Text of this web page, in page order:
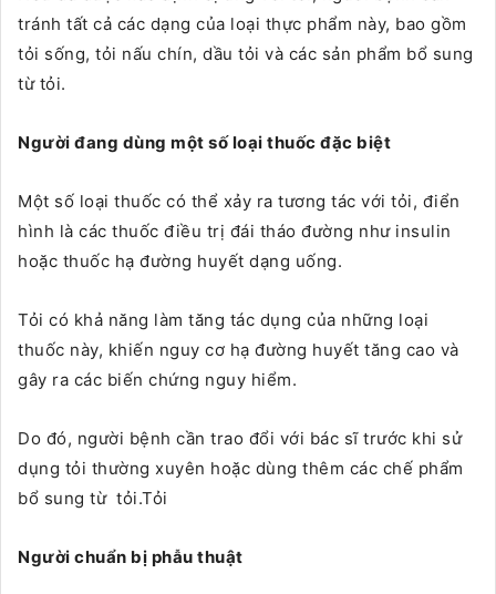
tránh tất cả các dạng của loại thực phẩm này, bao gồm
tỏi sống, tỏi nấu chín, dầu tỏi và các sản phẩm bổ sung
từ tỏi.
Người đang dùng một số loại thuốc đặc biệt
Một số loại thuốc có thể xảy ra tương tác với tỏi, điển
hình là các thuốc điều trị đái tháo đường như insulin
hoặc thuốc hạ đường huyết dạng uống.
Tỏi có khả năng làm tăng tác dụng của những loại
thuốc này, khiến nguy cơ hạ đường huyết tăng cao và
gây ra các biến chứng nguy hiểm.
Do đó, người bệnh cần trao đổi với bác sĩ trước khi sử
dụng tỏi thường xuyên hoặc dùng thêm các chế phẩm
bổ sung từ tỏi.Tỏi
Người chuẩn bị phẫu thuật